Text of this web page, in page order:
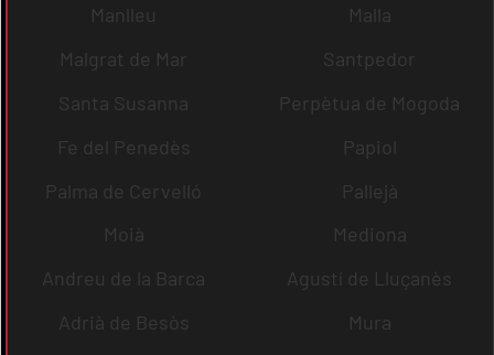
Manlleu
Malla
Malgrat de Mar
Santpedor
Santa Susanna
Perpètua de Mogoda
Fe del Penedès
Papiol
Palma de Cervelló
Pallejà
Moià
Mediona
Andreu de la Barca
Agustí de Lluçanès
Adrià de Besòs
Mura